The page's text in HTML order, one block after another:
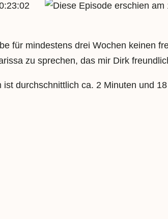
für mindestens drei Wochen keinen
zu sprechen, das mir Dirk
durchschnittlich ca. 2 Minuten und